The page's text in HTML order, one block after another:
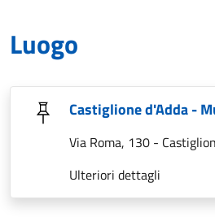
Luogo
Castiglione d'Adda -
Via Roma, 130 -
Ulteriori dettagli